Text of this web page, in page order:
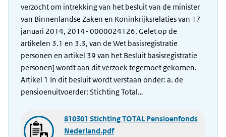
verzocht om intrekking van het besluit van de minister
van Binnenlandse Zaken en Koninkrijksrelaties van 17
januari 2014, 2014- 0000024126. Gelet op de
artikelen 3.1 en 3.3, van de Wet basisregistratie
personen en artikel 39 van het Besluit basisregistratie
personen] wordt aan dit verzoek tegemoet gekomen.
Artikel 1 In dit besluit wordt verstaan onder: a. de
pensioenuitvoerder: Stichting Total…
810301 Stichting TOTAL Pensioenfonds
Nederland.pdf